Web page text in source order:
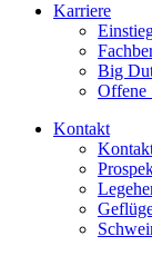
Karriere
Big
Offene
Kontakt